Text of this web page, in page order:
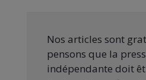
Nos articles sont
pensons que la
indépendante doit